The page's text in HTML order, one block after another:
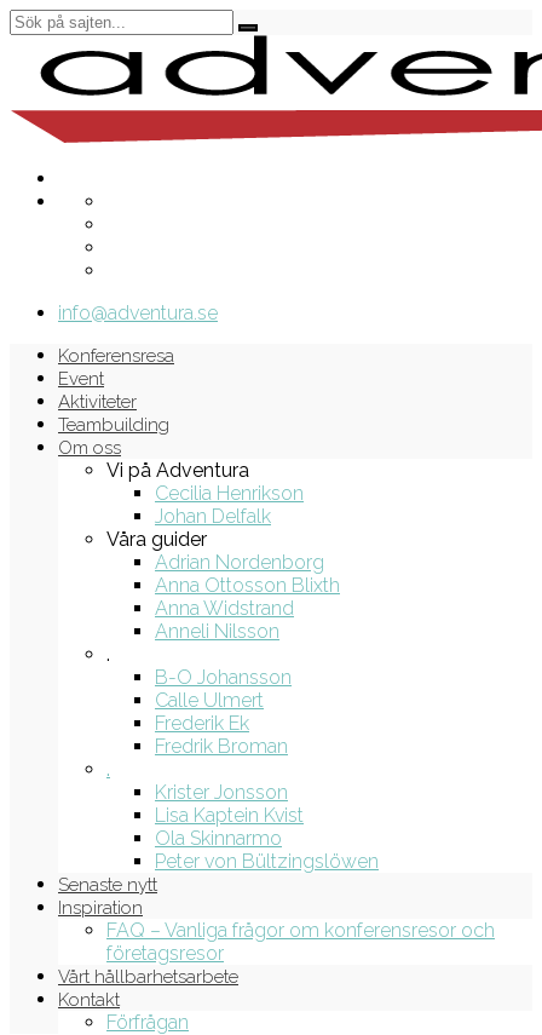
info@adventura.se
Konferensresa
Event
Aktiviteter
Teambuilding
Om oss
Vi på Adventura
Cecilia Henrikson
Johan Delfalk
Våra guider
Adrian Nordenborg
Anna Ottosson Blixth
Anna Widstrand
Anneli Nilsson
.
B-O Johansson
Calle Ulmert
Frederik Ek
Fredrik Broman
.
Krister Jonsson
Lisa Kaptein Kvist
Ola Skinnarmo
Peter von Bültzingslöwen
Senaste nytt
Inspiration
FAQ – Vanliga frågor om konferensresor och
företagsresor
Vårt hållbarhetsarbete
Kontakt
Förfrågan